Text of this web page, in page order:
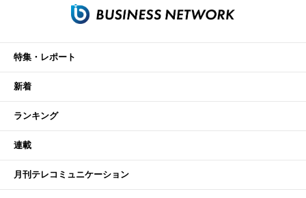
特集・レポート
新着
ランキング
連載
月刊テレコミュニケーション